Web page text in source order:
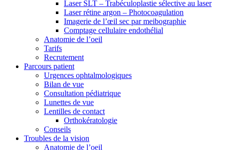
Laser SLT – Trabéculoplastie sélective au laser
Laser rétine argon – Photocoagulation
Imagerie de l’œil sec par meibographie
Comptage cellulaire endothélial
Anatomie de l’oeil
Tarifs
Recrutement
Parcours patient
Urgences ophtalmologiques
Bilan de vue
Consultation pédiatrique
Lunettes de vue
Lentilles de contact
Orthokératologie
Conseils
Troubles de la vision
Anatomie de l’oeil